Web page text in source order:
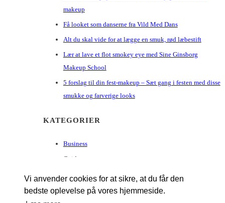
Vi anvender cookies for at sikre, at du får den
bedste oplevelse på vores hjemmeside.
makeup
Få looket som danserne fra Vild Med Dans
Alt du skal vide for at lægge en smuk, rød læbestift
Lær at lave et flot smokey eye med Sine Ginsborg
Makeup School
5 forslag til din fest-makeup – Sæt gang i festen med disse
smukke og farverige looks
KATEGORIER
Business
Guides
Make-up